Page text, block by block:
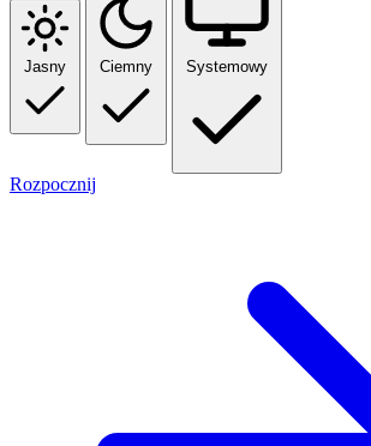
Jasny Ciemny Systemowy
Rozpocznij